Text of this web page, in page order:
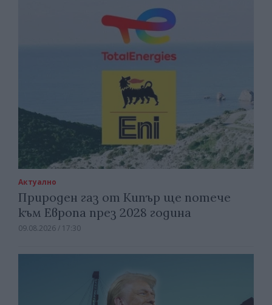
Актуално
Природен газ от Кипър ще потече
към Европа през 2028 година
09.08.2026 / 17:30